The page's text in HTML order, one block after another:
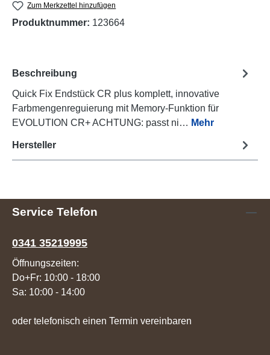
Zum Merkzettel hinzufügen
Produktnummer: 123664
Beschreibung
Quick Fix Endstück CR plus komplett, innovative
Farbmengenreguierung mit Memory-Funktion für
EVOLUTION CR+ ACHTUNG: passt ni… Mehr
Hersteller
Service Telefon
0341 35219995
Öffnungszeiten:
Do+Fr: 10:00 - 18:00
Sa: 10:00 - 14:00
oder telefonisch einen Termin vereinbaren